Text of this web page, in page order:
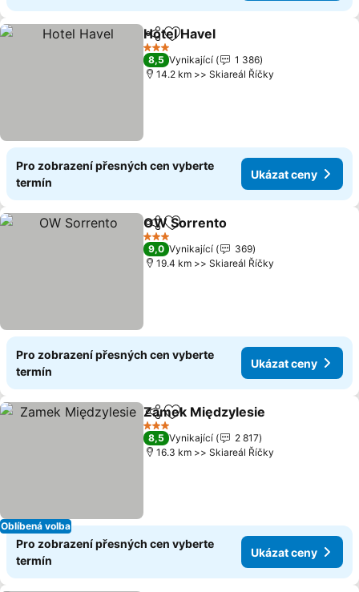
SdíletPřidat na seznam oblíbených
Hotel Havel
3 Počet hvězdiček
8,5 Vynikající
1 386
14.2 km >> Skiareál Říčky
Pro zobrazení přesných cen vyberte
termín
Ukázat ceny
SdíletPřidat na seznam oblíbených
OW Sorrento
3 Počet hvězdiček
9,0 Vynikající
369
19.4 km >> Skiareál Říčky
Pro zobrazení přesných cen vyberte
termín
Ukázat ceny
Oblíbená volba
SdíletPřidat na seznam oblíbených
Zamek Międzylesie
3 Počet hvězdiček
8,5 Vynikající
2 817
16.3 km >> Skiareál Říčky
Pro zobrazení přesných cen vyberte
termín
Ukázat ceny